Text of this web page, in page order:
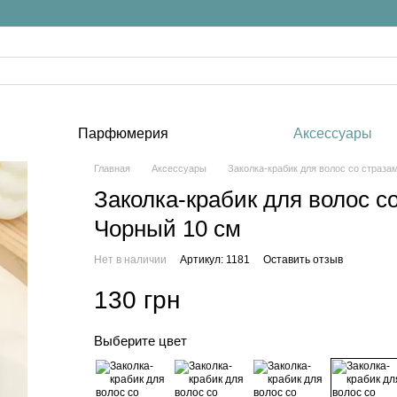
Парфюмерия Аксессуары
Главная Аксессуары Заколка-крабик для волос со
Заколка-крабик для волос
Чорный 10 см
Нет в наличии Артикул: 1181 Оставить отзыв
130 грн
Выберите цвет